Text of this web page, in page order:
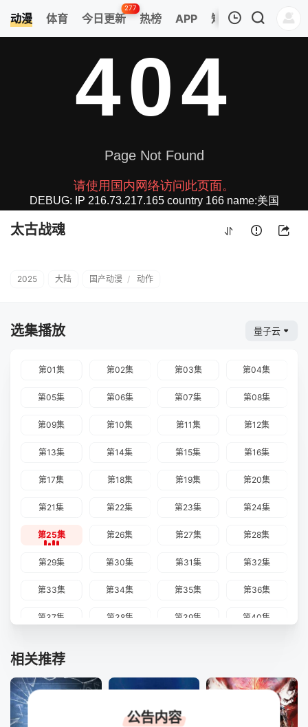
动漫 体育 今日更新
277
热榜 APP 短剧
太古战魂
清空
太古战魂
2025 大陆 国产动漫 / 动作
选集播放 量子云
第01集 第02集 第03集 第04集
第05集 第06集 第07集 第08集
第09集 第10集 第11集 第12集
第13集 第14集 第15集 第16集
第17集 第18集 第19集 第20集
第21集 第22集 第23集 第24集
第25集 第26集 第27集 第28集
第29集 第30集 第31集 第32集
第33集 第34集 第35集 第36集
第37集 第38集 第39集 第40集
相关推荐
公告内容